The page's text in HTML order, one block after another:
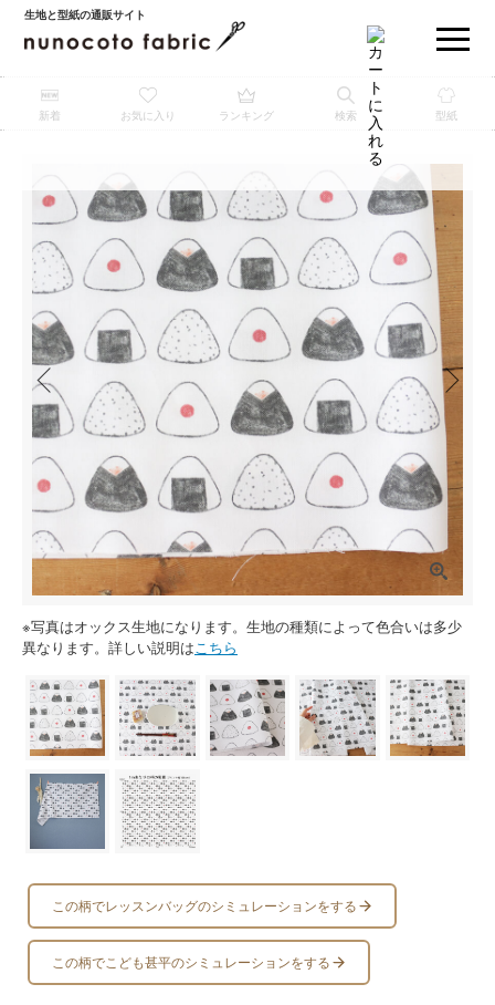
生地と型紙の通販サイト
新着 お気に入り ランキング 検索 型紙
※写真はオックス生地になります。生地の種類によって色合いは多少
異なります。詳しい説明はこちら
この柄でレッスンバッグのシミュレーションをする
この柄でこども甚平のシミュレーションをする